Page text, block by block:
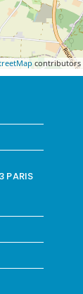
contributors